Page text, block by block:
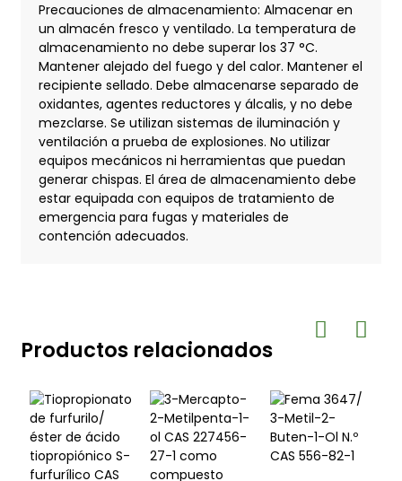
Precauciones de almacenamiento: Almacenar en
un almacén fresco y ventilado. La temperatura de
almacenamiento no debe superar los 37 °C.
Mantener alejado del fuego y del calor. Mantener el
recipiente sellado. Debe almacenarse separado de
oxidantes, agentes reductores y álcalis, y no debe
mezclarse. Se utilizan sistemas de iluminación y
ventilación a prueba de explosiones. No utilizar
equipos mecánicos ni herramientas que puedan
generar chispas. El área de almacenamiento debe
estar equipada con equipos de tratamiento de
emergencia para fugas y materiales de
contención adecuados.
Productos relacionados